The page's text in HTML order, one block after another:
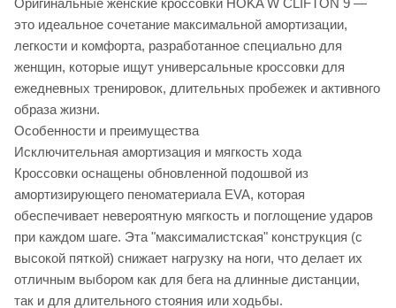
Оригинальные женские кроссовки HOKA W CLIFTON 9 —
это идеальное сочетание максимальной амортизации,
легкости и комфорта, разработанное специально для
женщин, которые ищут универсальные кроссовки для
ежедневных тренировок, длительных пробежек и активного
образа жизни.
Особенности и преимущества
Исключительная амортизация и мягкость хода
Кроссовки оснащены обновленной подошвой из
амортизирующего пеноматериала EVA, которая
обеспечивает невероятную мягкость и поглощение ударов
при каждом шаге. Эта "максималистская" конструкция (с
высокой пяткой) снижает нагрузку на ноги, что делает их
отличным выбором как для бега на длинные дистанции,
так и для длительного стояния или ходьбы.